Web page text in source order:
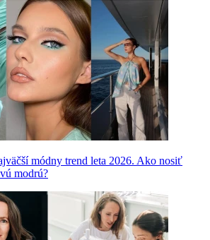
módny trend leta 2026. Ako nosiť
modrú?